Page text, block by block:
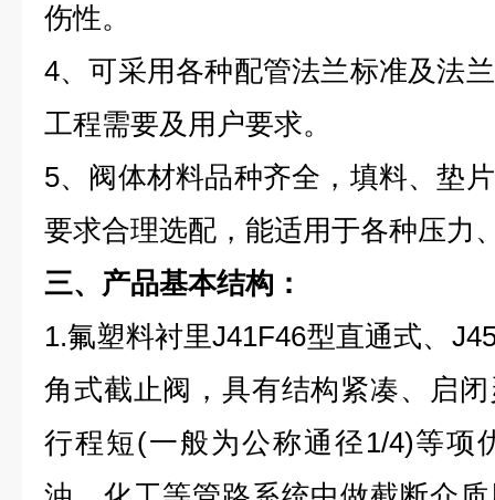
伤性。
4、可采用各种配管法兰标准及法
工程需要及用户要求。
5、阀体材料品种齐全，填料、垫
要求合理选配，能适用于各种压力
三、产品基本结构：
1.氟塑料衬里J41F46型直通式、
角式截止阀，具有结构紧凑、启
行程短(一般为公称通径1/4)等项